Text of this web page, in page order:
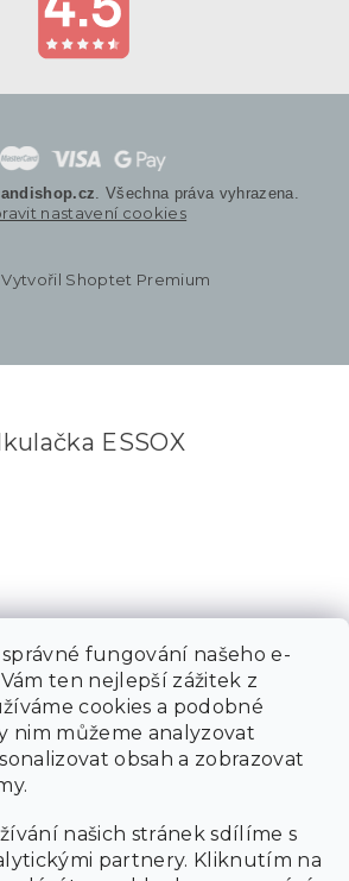
fungování našeho e-
ten nejlepší zážitek z
cookies a podobné
nim můžeme analyzovat
obsah a zobrazovat
našich stránek sdílíme s
partnery. Kliknutím na
Vytvořil Shoptet Premium
. Všechna práva vyhrazena.
nastavení cookies
ESSOX